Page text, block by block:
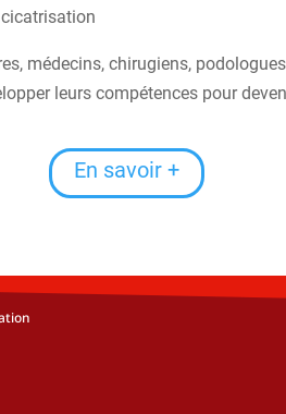
médecins, chirugiens,
leurs compétences pour
En savoir +